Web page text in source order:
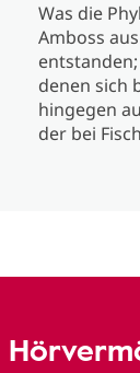
Was die
Amboss
denen sich
hingegen
der bei